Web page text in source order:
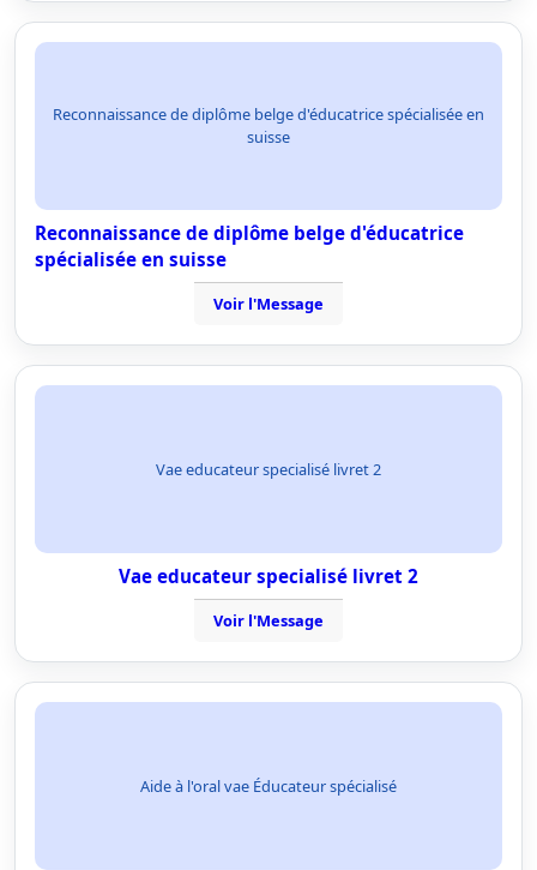
Reconnaissance de diplôme belge d'éducatrice spécialisée en
suisse
Reconnaissance de diplôme belge d'éducatrice
spécialisée en suisse
Voir l'Message
Vae educateur specialisé livret 2
Vae educateur specialisé livret 2
Voir l'Message
Aide à l'oral vae Éducateur spécialisé